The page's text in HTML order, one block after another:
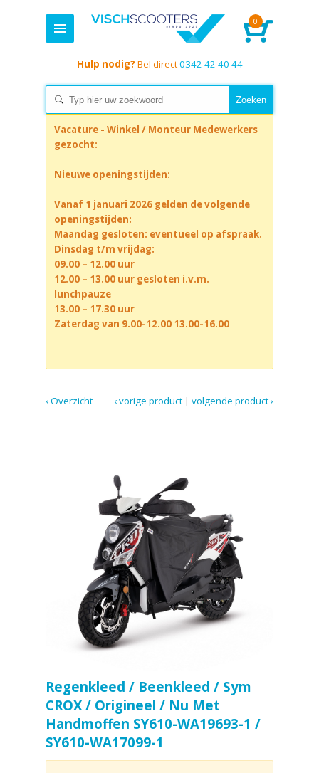
0
Hulp nodig? Bel direct0342 42 40 44
Vacature - Winkel / Monteur Medewerkers
gezocht:
Nieuwe openingstijden:
Vanaf 1 januari 2026 gelden de volgende
openingstijden:
Maandag gesloten: eventueel op afspraak.
Dinsdag t/m vrijdag:
09.00 – 12.00 uur
12.00 – 13.00 uur gesloten i.v.m.
lunchpauze
13.00 – 17.30 uur
Zaterdag van 9.00-12.00 13.00-16.00
‹ Overzicht volgende product ›
|
‹ vorige product
Regenkleed / Beenkleed / Sym
CROX / Origineel / Nu Met
Handmoffen SY610-WA19693-1 /
SY610-WA17099-1